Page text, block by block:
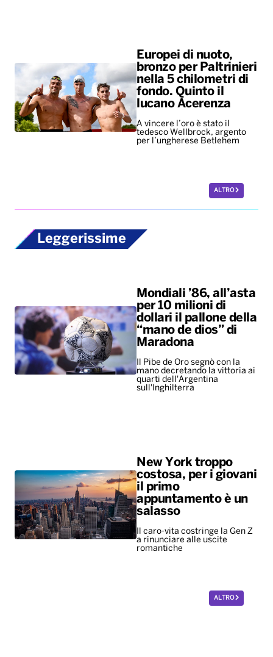
Europei di nuoto,
bronzo per Paltrinieri
nella 5 chilometri di
fondo. Quinto il
lucano Acerenza
A vincere l’oro è stato il
tedesco Wellbrock, argento
per l’ungherese Betlehem
ALTRO
Leggerissime
Mondiali ’86, all’asta
per 10 milioni di
dollari il pallone della
“mano de dios” di
Maradona
Il Pibe de Oro segnò con la
mano decretando la vittoria ai
quarti dell'Argentina
sull'Inghilterra
New York troppo
costosa, per i giovani
il primo
appuntamento è un
salasso
Il caro-vita costringe la Gen Z
a rinunciare alle uscite
romantiche
ALTRO